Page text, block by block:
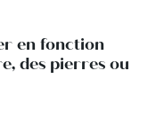
en fonction
des pierres ou